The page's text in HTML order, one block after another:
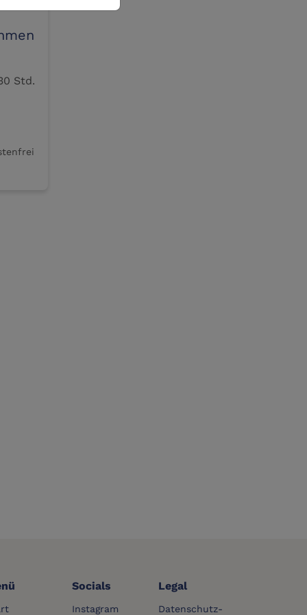
15:00 Uhr – Dauer 1:30 Std.
Socials
Instagram
Legal
Datenschutz-